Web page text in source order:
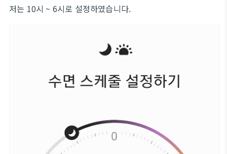
저는 10시 ~ 6시로 설정하였습니다.